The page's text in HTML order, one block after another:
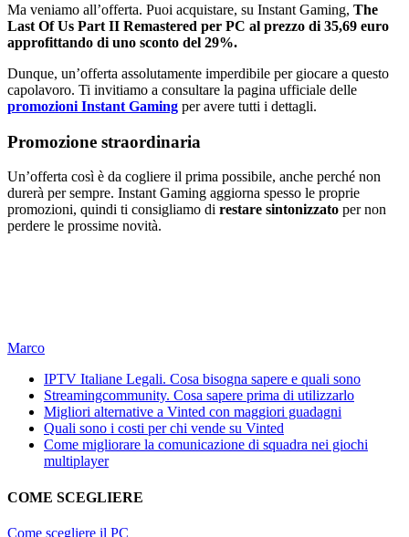
Ma veniamo all’offerta. Puoi acquistare, su Instant Gaming, The
Last Of Us Part II Remastered per PC al prezzo di 35,69 euro
approfittando di uno sconto del 29%.
Dunque, un’offerta assolutamente imperdibile per giocare a questo
capolavoro. Ti invitiamo a consultare la pagina ufficiale delle
promozioni Instant Gaming per avere tutti i dettagli.
Promozione straordinaria
Un’offerta così è da cogliere il prima possibile, anche perché non
durerà per sempre. Instant Gaming aggiorna spesso le proprie
promozioni, quindi ti consigliamo di restare sintonizzato per non
perdere le prossime novità.
Marco
IPTV Italiane Legali. Cosa bisogna sapere e quali sono
Streamingcommunity. Cosa sapere prima di utilizzarlo
Migliori alternative a Vinted con maggiori guadagni
Quali sono i costi per chi vende su Vinted
Come migliorare la comunicazione di squadra nei giochi
multiplayer
COME SCEGLIERE
Come scegliere il PC